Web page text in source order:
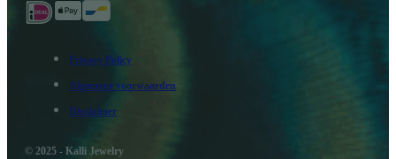
Privacy Policy
Algemene voorwaarden
Disclaimer
© 2025 - Kalli Jewelry